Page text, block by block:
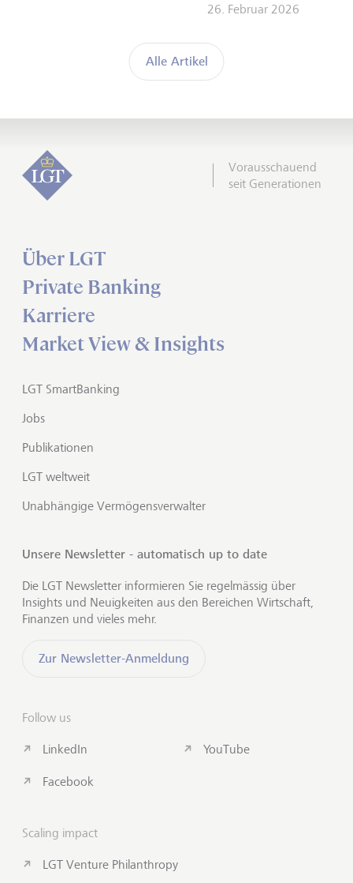
Alle Artikel
26. Februar 2026
Vorausschauend
seit Generationen
Über LGT
Private Banking
Karriere
Market View & Insights
LGT SmartBanking
Jobs
Publikationen
LGT weltweit
Unabhängige Vermögensverwalter
Unsere Newsletter - automatisch up to date
Die LGT Newsletter informieren Sie regelmässig über
Insights und Neuigkeiten aus den Bereichen Wirtschaft,
Finanzen und vieles mehr.
Zur Newsletter-Anmeldung
Follow us
LinkedIn
Facebook
YouTube
Scaling impact
LGT Venture Philanthropy